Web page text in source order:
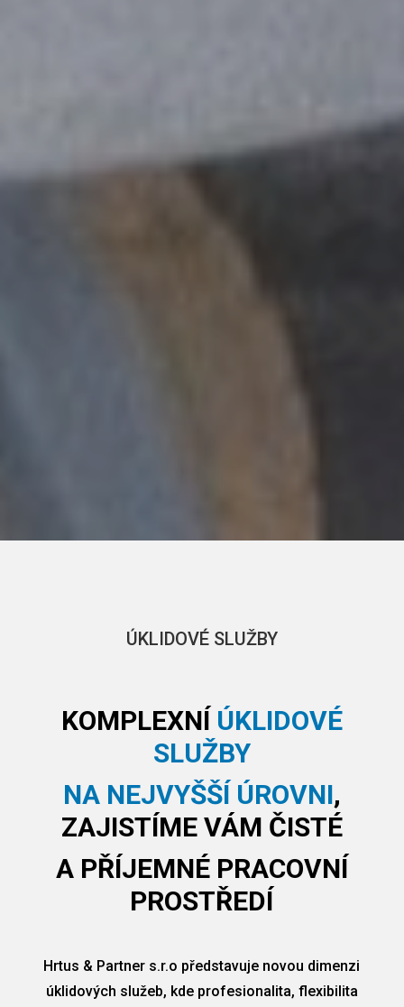
ÚKLIDOVÉ SLUŽBY
KOMPLEXNÍ ÚKLIDOVÉ
SLUŽBY
NA NEJVYŠŠÍ ÚROVNI,
ZAJISTÍME VÁM ČISTÉ
A PŘÍJEMNÉ PRACOVNÍ
PROSTŘEDÍ
Hrtus & Partner s.r.o představuje novou dimenzi
úklidových služeb, kde profesionalita, flexibilita